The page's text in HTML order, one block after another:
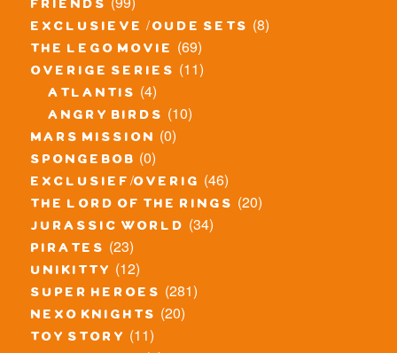
friends
exclusieve / oude sets (8)
the lego movie (69)
overige series (11)
atlantis (4)
angry birds (10)
mars mission (0)
spongebob (0)
exclusief/overig (46)
the lord of the rings (20)
jurassic world (34)
pirates (23)
unikitty (12)
super heroes (281)
nexo knights (20)
toy story (11)